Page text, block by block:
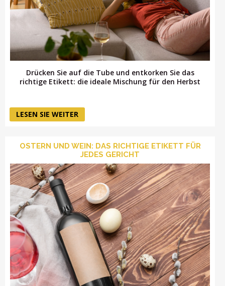
Drücken Sie auf die Tube und entkorken Sie das
richtige Etikett: die ideale Mischung für den Herbst
LESEN SIE WEITER
OSTERN UND WEIN: DAS RICHTIGE ETIKETT FÜR
JEDES GERICHT